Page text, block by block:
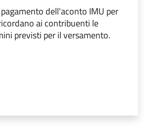
dell'aconto IMU per
ai contribuenti le
previsti per il versamento.